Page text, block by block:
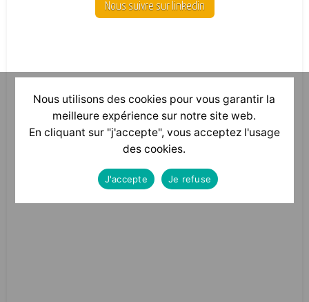
Nous suivre sur linkedin
Nous utilisons des cookies pour vous garantir la
meilleure expérience sur notre site web.
En cliquant sur "j'accepte", vous acceptez l'usage
des cookies.
J'accepte Je refuse